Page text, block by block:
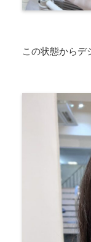
この状態からデ